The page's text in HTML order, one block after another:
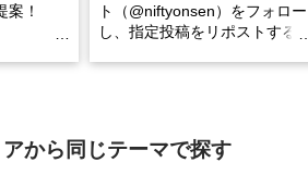
案！
軽に楽し
ト（@niftyonsen）をフォロー
し、指定投稿をリポストする
から同じテーマで探す